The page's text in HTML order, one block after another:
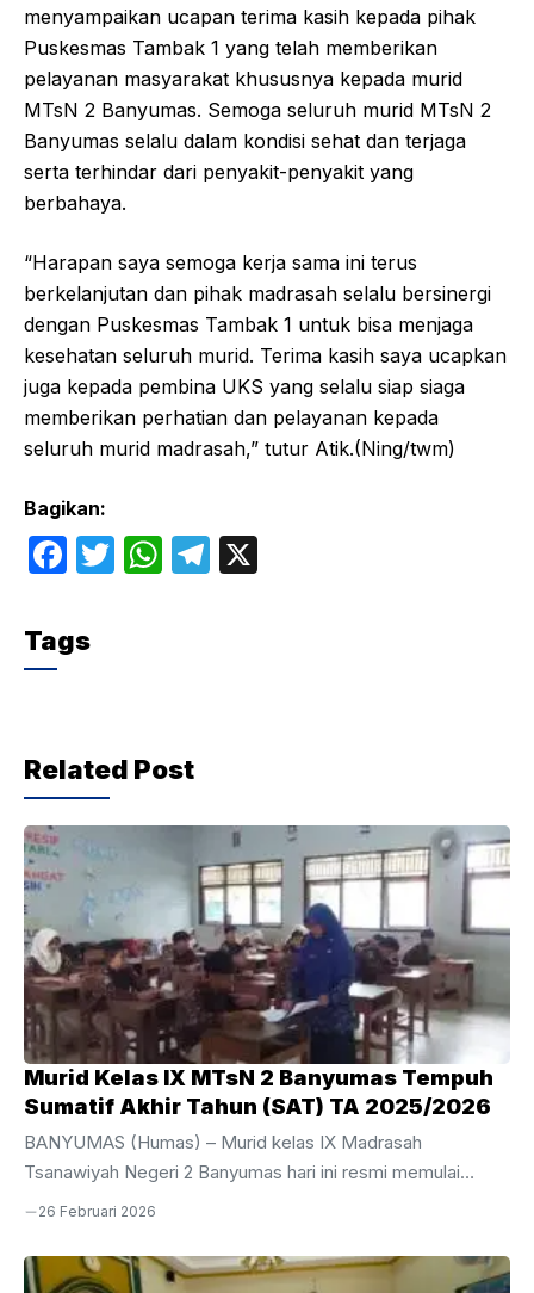
menyampaikan ucapan terima kasih kepada pihak
Puskesmas Tambak 1 yang telah memberikan
pelayanan masyarakat khususnya kepada murid
MTsN 2 Banyumas. Semoga seluruh murid MTsN 2
Banyumas selalu dalam kondisi sehat dan terjaga
serta terhindar dari penyakit-penyakit yang
berbahaya.
“Harapan saya semoga kerja sama ini terus
berkelanjutan dan pihak madrasah selalu bersinergi
dengan Puskesmas Tambak 1 untuk bisa menjaga
kesehatan seluruh murid. Terima kasih saya ucapkan
juga kepada pembina UKS yang selalu siap siaga
memberikan perhatian dan pelayanan kepada
seluruh murid madrasah,” tutur Atik.(Ning/twm)
Bagikan:
F
c
e
o
k
T
W
p
T
Tags
Related Post
Murid Kelas IX MTsN 2 Banyumas Tempuh
Sumatif Akhir Tahun (SAT) TA 2025/2026
BANYUMAS (Humas) – Murid kelas IX Madrasah
Tsanawiyah Negeri 2 Banyumas hari ini resmi memulai
perjuangan mereka dalam pelaksanaan Sumatif Akhir Tahun
siswa tingkat akhir ini dijadwalkan berlangsung selama
26 Februari 2026